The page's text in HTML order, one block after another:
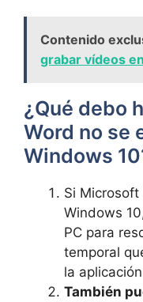
Contenido
grabar vídeos
¿Qué debo
Word no se
Windows
Si
Windows
PC para
temporal
la
También